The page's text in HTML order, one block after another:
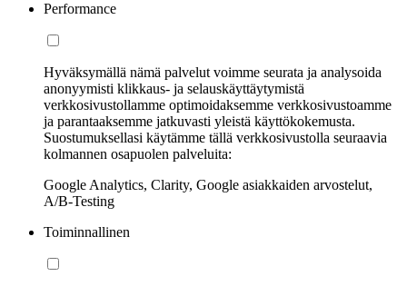
Performance
Hyväksymällä nämä palvelut voimme seurata ja analysoida
anonyymisti klikkaus- ja selauskäyttäytymistä
verkkosivustollamme optimoidaksemme verkkosivustoamme
ja parantaaksemme jatkuvasti yleistä käyttökokemusta.
Suostumuksellasi käytämme tällä verkkosivustolla seuraavia
kolmannen osapuolen palveluita:
Google Analytics, Clarity, Google asiakkaiden arvostelut,
A/B-Testing
Toiminnallinen